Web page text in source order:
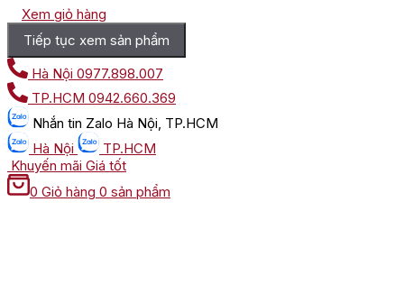
Xem giỏ hàng
Tiếp tục xem sản phẩm
Hà Nội 0977.898.007
TP.HCM 0942.660.369
Nhắn tin Zalo Hà Nội, TP.HCM
Hà Nội
TP.HCM
Khuyến mãi Giá tốt
0 Giỏ hàng 0 sản phẩm